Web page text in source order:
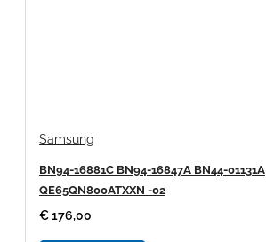
Samsung
BN94-16881C BN94-16847A BN44-01131A
QE65QN800ATXXN -02
€ 176,00